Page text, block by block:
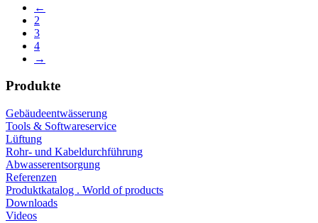
←
2
3
4
→
Produkte
Gebäudeentwässerung
Tools & Softwareservice
Lüftung
Rohr- und Kabeldurchführung
Abwasserentsorgung
Referenzen
Produktkatalog . World of products
Downloads
Videos